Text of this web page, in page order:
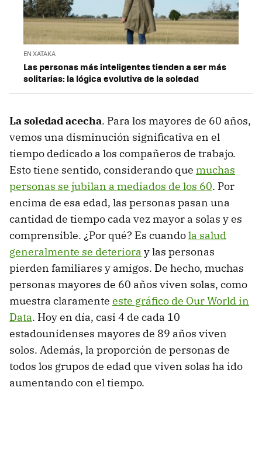
EN XATAKA
Las personas más inteligentes tienden a ser más
solitarias: la lógica evolutiva de la soledad
La soledad acecha. Para los mayores de 60 años,
vemos una disminución significativa en el
tiempo dedicado a los compañeros de trabajo.
Esto tiene sentido, considerando que muchas
personas se jubilan a mediados de los 60. Por
encima de esa edad, las personas pasan una
cantidad de tiempo cada vez mayor a solas y es
comprensible. ¿Por qué? Es cuandola salud
generalmente se deteriora y las personas
pierden familiares y amigos. De hecho, muchas
personas mayores de 60 años viven solas, como
muestra claramente este gráfico de Our World in
Data. Hoy en día, casi 4 de cada 10
estadounidenses mayores de 89 años viven
solos. Además, la proporción de personas de
todos los grupos de edad que viven solas ha ido
aumentando con el tiempo.